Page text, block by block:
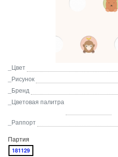
_Цвет
_Рисунок
_Бренд
_Цветовая палитра
_Раппорт
Партия
181129